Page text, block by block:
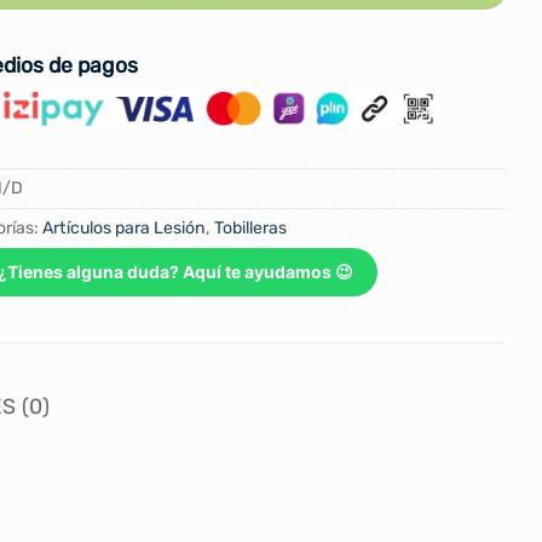
de pagos
D
Artículos para Lesión, Tobilleras
¿Tienes alguna duda? Aquí te ayudamos 😉
(0)